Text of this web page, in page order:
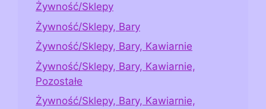
Żywność/Sklepy
Żywność/Sklepy, Bary
Żywność/Sklepy, Bary, Kawiarnie
Żywność/Sklepy, Bary, Kawiarnie,
Pozostałe
Żywność/Sklepy, Bary, Kawiarnie,